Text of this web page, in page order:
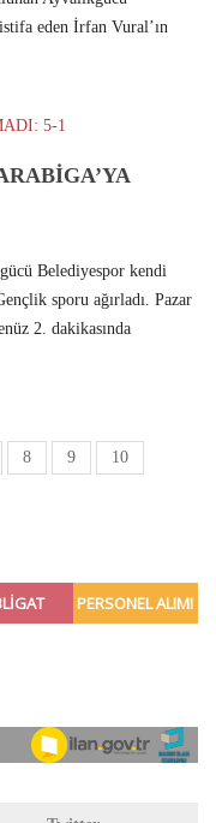
eden İrfan Vural’ın
Belediyespor kendi
sporu ağırladı. Pazar
2. dakikasında
8 9
10